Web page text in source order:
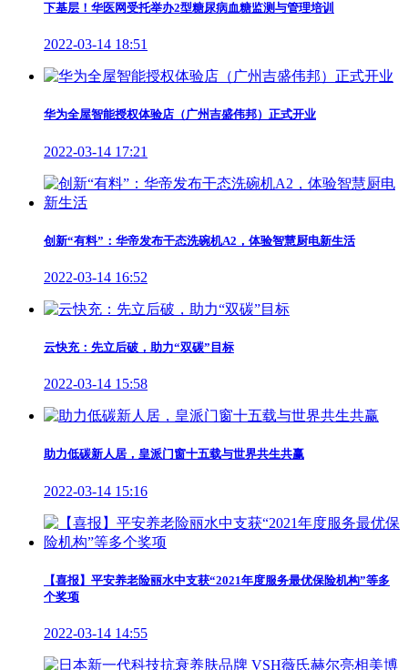
下基层！华医网受托举办2型糖尿病血糖监测与管理培训
2022-03-14 18:51
华为全屋智能授权体验店（广州吉盛伟邦）正式开业
2022-03-14 17:21
创新“有料”：华帝发布干态洗碗机A2，体验智慧厨电新生活
2022-03-14 16:52
云快充：先立后破，助力“双碳”目标
2022-03-14 15:58
助力低碳新人居，皇派门窗十五载与世界共生共赢
2022-03-14 15:16
【喜报】平安养老险丽水中支获“2021年度服务最优保险机构”等多
个奖项
2022-03-14 14:55